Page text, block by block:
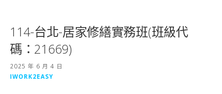
114-台北-居家修繕實務班(班級代
碼：21669)
2025 年 6 月 4 日
IWORK2EASY